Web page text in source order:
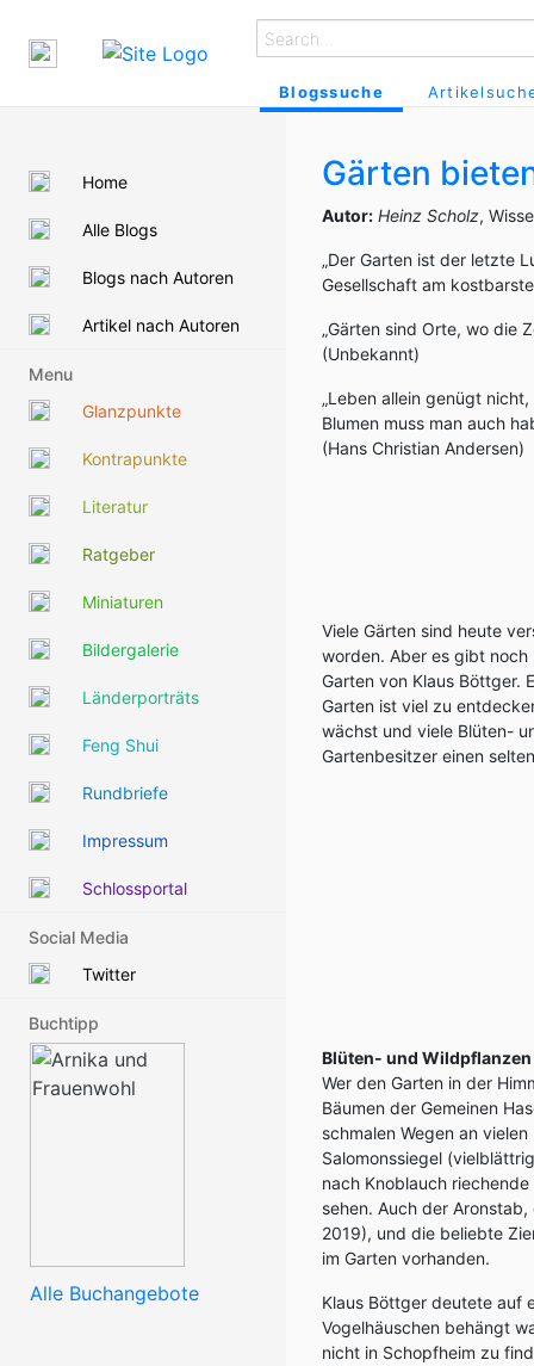
Blogssuche
Home
Alle Blogs
Blogs nach Autoren
Artikel nach Autoren
Menu
Glanzpunkte
Kontrapunkte
Literatur
Ratgeber
Miniaturen
Bildergalerie
Länderporträts
Feng Shui
Rundbriefe
Impressum
Schlossportal
Social Media
Twitter
Buchtipp
Alle Buchangebote
Gärten
Autor: Heinz Scholz,
„Der Garten ist der letzte
Gesellschaft am
„Gärten sind Orte, wo die
(Unbekannt)
„Leben allein genügt
Blumen muss man auch
(Hans Christian Andersen)
Viele Gärten sind heute
worden. Aber es gibt
Garten von Klaus Böttger.
Garten ist viel zu
wächst und viele Blüten-
Gartenbesitzer einen
Blüten- und Wildpflanzen
Wer den Garten in der
Bäumen der Gemeinen
schmalen Wegen an
Salomonssiegel
nach Knoblauch
sehen. Auch der
2019), und die beliebte
im Garten vorhanden.
Klaus Böttger deutete auf
Vogelhäuschen behängt
nicht in Schopfheim zu